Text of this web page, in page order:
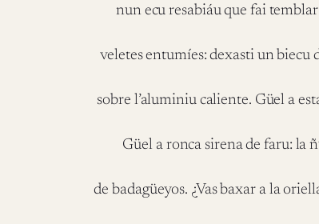
nun ecu resabiáu que fai
veletes entumíes: dexasti un biecu
sobre l’aluminiu caliente. Güel a
Güel a ronca sirena de faru: la
de badagüeyos. ¿Vas baxar a la